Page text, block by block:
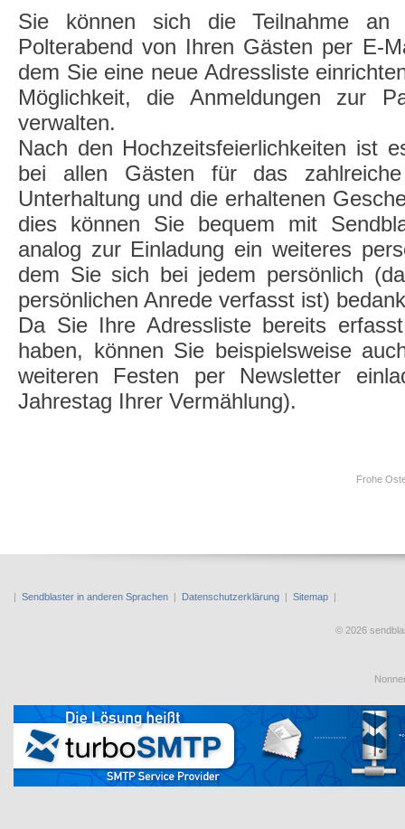
Sie können sich die Teilnahme an
Polterabend von Ihren Gästen per E-
dem Sie eine neue Adressliste
Möglichkeit, die Anmeldungen zur
verwalten.
Nach den Hochzeitsfeierlichkeiten ist
bei allen Gästen für das
Unterhaltung und die erhaltenen
dies können Sie bequem mit
analog zur Einladung ein weiteres
dem Sie sich bei jedem persönlich
persönlichen Anrede verfasst ist)
Da Sie Ihre Adressliste bereits
haben, können Sie beispielsweise
weiteren Festen per Newsletter
Jahrestag Ihrer Vermählung).
Frohe
| Sendblaster in anderen Sprachen | Datenschutzerklärung | Sitemap |
© 2026